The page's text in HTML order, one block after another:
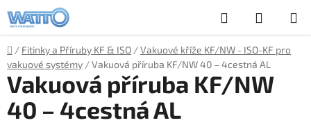
na
obsah
Hledat
KOŠÍK
Domů
/ Fitinky a Příruby KF & ISO /Vakuové kříže KF/NW - ISO-KF pro
vakuové systémy /Vakuová příruba KF/NW 40 – 4cestná AL
Vakuová příruba KF/NW
40 – 4cestná AL